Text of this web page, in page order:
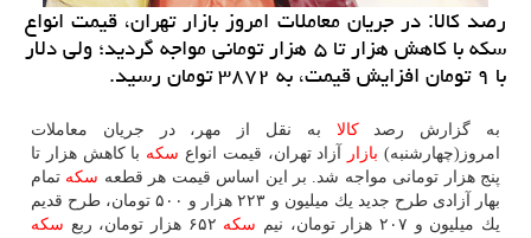
رصد كالا: در جریان معاملات امروز بازار تهران، قیمت انواع
سكه با كاهش هزار تا ۵ هزار تومانی مواجه گردید؛ ولی دلار
با ۹ تومان افزایش قیمت، به ۳۸۷۲ تومان رسید.
به گزارش رصدكالا به نقل از مهر، در جریان معاملات
امروز(چهارشنبه) بازار آزاد تهران، قیمت انواع سكه با كاهش هزار تا
پنج هزار تومانی مواجه شد. بر این اساس قیمت هر قطعه سكه تمام
بهار آزادی طرح جدید یك میلیون و ۲۲۳ هزار و ۵۰۰ تومان، طرح قدیم
یك میلیون و ۲۰۷ هزار تومان، نیم
سكه
سكه